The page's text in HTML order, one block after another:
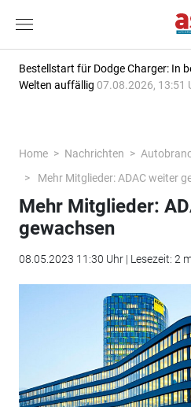
Bestellstart für Dodge Charger: In
Welten auffällig 07.08.2026, 13:51
Home Nachrichten
Mehr Mitglieder: ADAC weiter
Mehr Mitglieder:
gewachsen
08.05.2023 11:30 Uhr | Lesezeit: 2